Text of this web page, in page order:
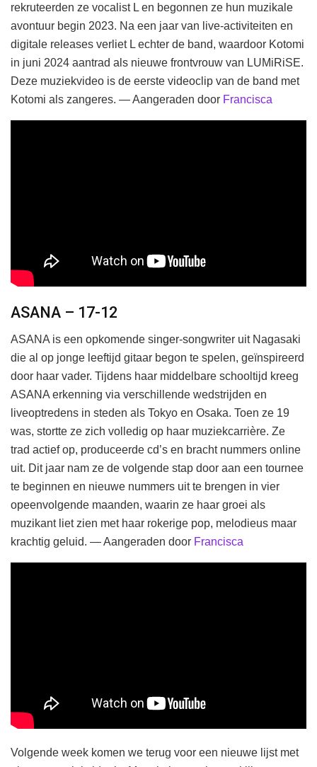
rekruteerden ze vocalist L en begonnen ze hun muzikale
avontuur begin 2023. Na een jaar van live-activiteiten en
digitale releases verliet L echter de band, waardoor Kotomi
in juni 2024 aantrad als nieuwe frontvrouw van LUMiRiSE.
Deze muziekvideo is de eerste videoclip van de band met
Kotomi als zangeres. — Aangeraden door Francisca
ASANA – 17-12
ASANA is een opkomende singer-songwriter uit Nagasaki
die al op jonge leeftijd gitaar begon te spelen, geïnspireerd
door haar vader. Tijdens haar middelbare schooltijd kreeg
ASANA erkenning via verschillende wedstrijden en
liveoptredens in steden als Tokyo en Osaka. Toen ze 19
was, stortte ze zich volledig op haar muziekcarrière. Ze
trad actief op, produceerde cd’s en bracht nummers online
uit. Dit jaar nam ze de volgende stap door aan een tournee
te beginnen en nieuwe nummers uit te brengen in vier
opeenvolgende maanden, waarin ze haar groei als
muzikant liet zien met haar rokerige pop, melodieus maar
krachtig geluid. — Aangeraden door Francisca
Volgende week komen we terug voor een nieuwe lijst met